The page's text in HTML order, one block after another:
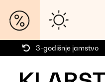
3-godišnje jamstvo